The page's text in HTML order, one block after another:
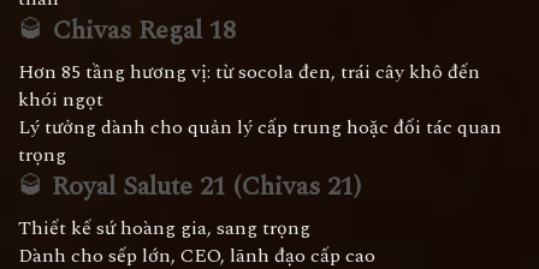
🥃 Chivas Regal 18
Hơn 85 tầng hương vị: từ socola đen, trái cây khô đến
khói ngọt
Lý tưởng dành cho quản lý cấp trung hoặc đối tác quan
trọng
🥃 Royal Salute 21 (Chivas 21)
Thiết kế sứ hoàng gia, sang trọng
Dành cho sếp lớn, CEO, lãnh đạo cấp cao